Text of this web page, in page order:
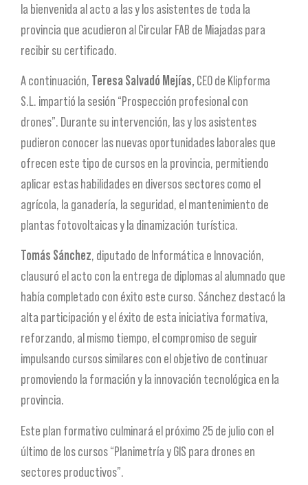
la bienvenida al acto a las y los asistentes de toda la
provincia que acudieron al Circular FAB de Miajadas para
recibir su certificado.
A continuación, Teresa Salvadó Mejías, CEO de Klipforma
S.L. impartió la sesión “Prospección profesional con
drones”. Durante su intervención, las y los asistentes
pudieron conocer las nuevas oportunidades laborales que
ofrecen este tipo de cursos en la provincia, permitiendo
aplicar estas habilidades en diversos sectores como el
agrícola, la ganadería, la seguridad, el mantenimiento de
plantas fotovoltaicas y la dinamización turística.
Tomás Sánchez, diputado de Informática e Innovación,
clausuró el acto con la entrega de diplomas al alumnado que
había completado con éxito este curso. Sánchez destacó la
alta participación y el éxito de esta iniciativa formativa,
reforzando, al mismo tiempo, el compromiso de seguir
impulsando cursos similares con el objetivo de continuar
promoviendo la formación y la innovación tecnológica en la
provincia.
Este plan formativo culminará el próximo 25 de julio con el
último de los cursos “Planimetría y GIS para drones en
sectores productivos”.